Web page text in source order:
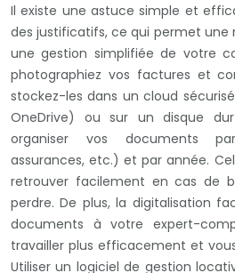
Il existe une astuce simple et
des justificatifs, ce qui permet une
une gestion simplifiée de votre
photographiez vos factures et
stockez-les dans un cloud
OneDrive) ou sur un disque
organiser vos documents
assurances, etc.) et par année.
retrouver facilement en cas de
perdre. De plus, la digitalisation
documents à votre expert-
travailler plus efficacement et
Utiliser un logiciel de gestion